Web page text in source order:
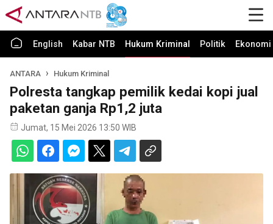
English Kabar NTB Hukum Kriminal Politik
ANTARA Hukum Kriminal
Polresta tangkap pemilik kedai kopi jual
paketan ganja Rp1,2 juta
Jumat, 15 Mei 2026 13:50 WIB